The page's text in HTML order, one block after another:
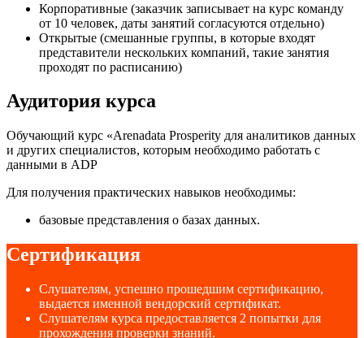
Корпоративные (заказчик записывает на курс команду
от 10 человек, даты занятий согласуются отдельно)
Открытые (смешанные группы, в которые входят
представители нескольких компаний, такие занятия
проходят по расписанию)
Аудитория курса
Обучающий курс «Arenadata Prosperity для аналитиков данных
и других специалистов, которым необходимо работать с
данными в ADP
Для получения практических навыков необходимы:
базовые представления о базах данных.
Сертификация
Слушателям, успешно прошедшим сертификацию,
выдается именной вендорский сертификат.
Слушателям курса предоставляется 2 попытки для
прохождения проверки знаний.